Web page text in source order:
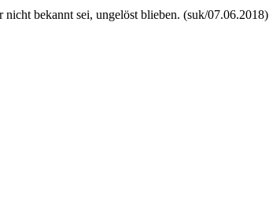
bekannt sei, ungelöst blieben. (suk/07.06.2018)